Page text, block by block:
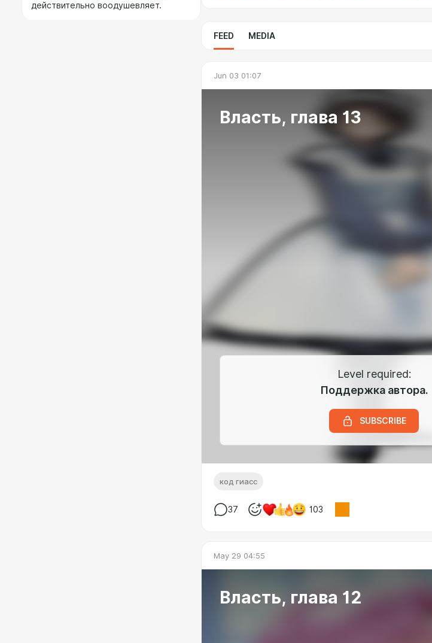
действительно воодушевляет.
FEED MEDIA
Jun 03 01:07
Власть, глава 13
Level required:
Поддержка автора.
SUBSCRIBE
код гиасс
37 103
May 29 04:55
Власть, глава 12